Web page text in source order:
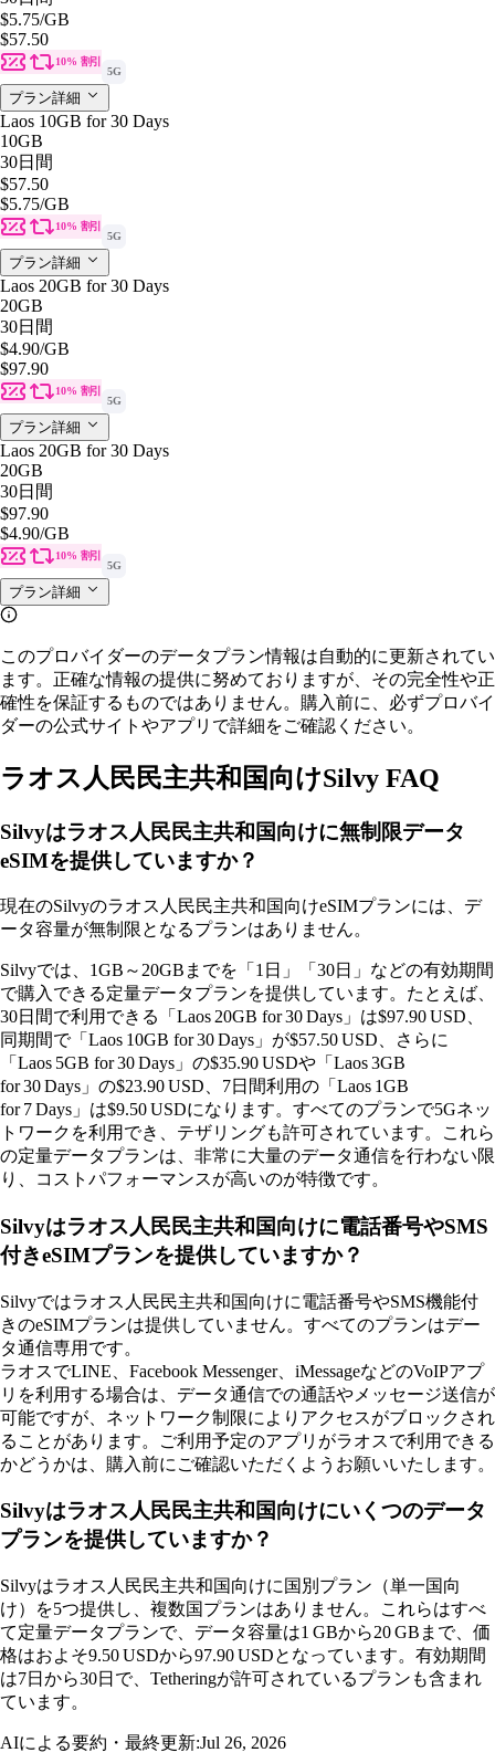
$5.75/GB
$57.50
10% 割引
5G
プラン詳細
Laos 10GB for 30 Days
10GB
30日間
$57.50
$5.75/GB
10% 割引
5G
プラン詳細
Laos 20GB for 30 Days
20GB
30日間
$4.90/GB
$97.90
10% 割引
5G
プラン詳細
Laos 20GB for 30 Days
20GB
30日間
$97.90
$4.90/GB
10% 割引
5G
プラン詳細
このプロバイダーのデータプラン情報は自動的に更新されてい
ます。正確な情報の提供に努めておりますが、その完全性や正
確性を保証するものではありません。購入前に、必ずプロバイ
ダーの公式サイトやアプリで詳細をご確認ください。
ラオス人民民主共和国向けSilvy FAQ
Silvyはラオス人民民主共和国向けに無制限データ
eSIMを提供していますか？
現在のSilvyのラオス人民民主共和国向けeSIMプランには、デ
ータ容量が無制限となるプランはありません。
Silvyでは、1GB～20GBまでを「1日」「30日」などの有効期間
で購入できる定量データプランを提供しています。たとえば、
30日間で利用できる「Laos 20GB for 30 Days」は$97.90 USD、
同期間で「Laos 10GB for 30 Days」が$57.50 USD、さらに
「Laos 5GB for 30 Days」の$35.90 USDや「Laos 3GB
for 30 Days」の$23.90 USD、7日間利用の「Laos 1GB
for 7 Days」は$9.50 USDになります。すべてのプランで5Gネッ
トワークを利用でき、テザリングも許可されています。これら
の定量データプランは、非常に大量のデータ通信を行わない限
り、コストパフォーマンスが高いのが特徴です。
Silvyはラオス人民民主共和国向けに電話番号やSMS
付きeSIMプランを提供していますか？
Silvyではラオス人民民主共和国向けに電話番号やSMS機能付
きのeSIMプランは提供していません。すべてのプランはデー
タ通信専用です。
ラオスでLINE、Facebook Messenger、iMessageなどのVoIPアプ
リを利用する場合は、データ通信での通話やメッセージ送信が
可能ですが、ネットワーク制限によりアクセスがブロックされ
ることがあります。ご利用予定のアプリがラオスで利用できる
かどうかは、購入前にご確認いただくようお願いいたします。
Silvyはラオス人民民主共和国向けにいくつのデータ
プランを提供していますか？
Silvyはラオス人民民主共和国向けに国別プラン（単一国向
け）を5つ提供し、複数国プランはありません。これらはすべ
て定量データプランで、データ容量は1 GBから20 GBまで、価
格はおよそ9.50 USDから97.90 USDとなっています。有効期間
は7日から30日で、Tetheringが許可されているプランも含まれ
ています。
AIによる要約・最終更新:Jul 26, 2026